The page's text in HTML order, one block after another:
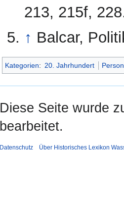
213, 215f,
↑ Balcar,
Kategorien: 20. Jahrhundert
Diese Seite wurde
bearbeitet.
Datenschutz Über Historisches Lexikon